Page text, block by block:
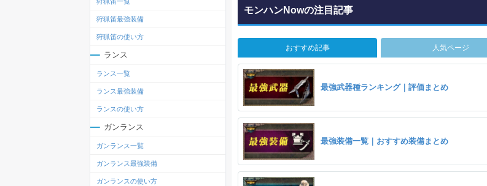
モンハンNowの注目記事
おすすめ記事 人気ページ
最強武器種ランキング｜評価まとめ
最強装備一覧｜おすすめ装備まとめ
狩猟笛最強装備
狩猟笛の使い方
ランス
ランス一覧
ランス最強装備
ランスの使い方
ガンランス
ガンランス一覧
ガンランス最強装備
ガンランスの使い方